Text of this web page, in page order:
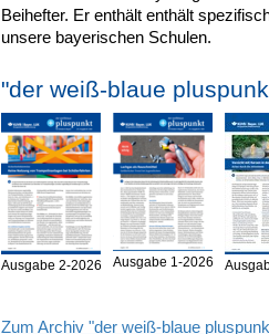
Beihefter. Er enthält enthält
unsere bayerischen Schulen.
"der weiß-blaue
Ausgabe 2-2026 Ausgabe 1-2026
Zum Archiv "der weiß-blaue